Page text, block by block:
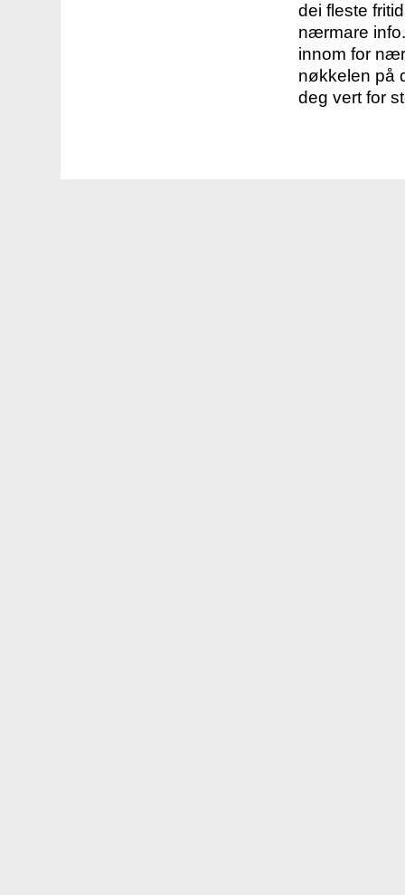
dei fleste
nærmare
innom for
nøkkelen på
deg vert for